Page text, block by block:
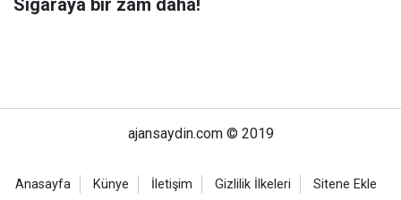
Sigaraya bir zam daha!
ajansaydin.com © 2019
Anasayfa Künye İletişim Gizlilik İlkeleri Sitene Ekle